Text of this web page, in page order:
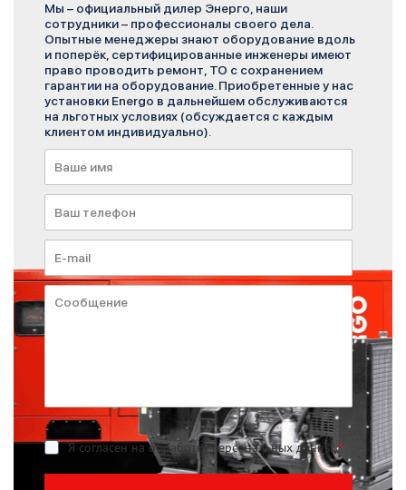
Мы – официальный дилер Энерго, наши
сотрудники – профессионалы своего дела.
Опытные менеджеры знают оборудование вдоль
и поперёк, сертифицированные инженеры имеют
право проводить ремонт, ТО с сохранением
гарантии на оборудование. Приобретенные у нас
установки Energo в дальнейшем обслуживаются
на льготных условиях (обсуждается с каждым
клиентом индивидуально).
Я согласен на обработку персональных данных*